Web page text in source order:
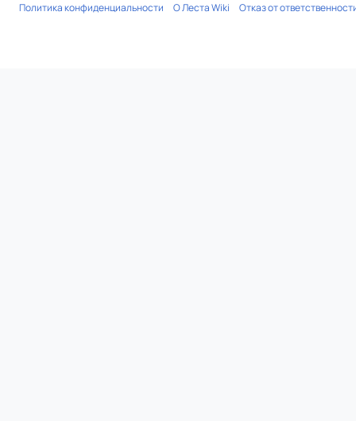
Политика конфиденциальности
О Леста Wiki Отказ от